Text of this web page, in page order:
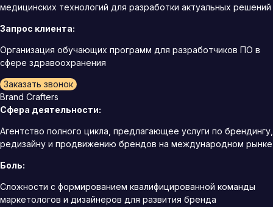
медицинских технологий для разработки актуальных решений
Запрос клиента:
Организация обучающих программ для разработчиков ПО в
сфере здравоохранения
Заказать звонок
Brand Crafters
Сфера деятельности:
Агентство полного цикла, предлагающее услуги по брендингу,
редизайну и продвижению брендов на международном рынке
Боль:
Сложности с формированием квалифицированной команды
маркетологов и дизайнеров для развития бренда